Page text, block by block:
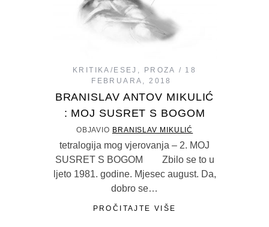
KRITIKA/ESEJ , PROZA
18
FEBRUARA, 2018
BRANISLAV ANTOV MIKULIĆ
: MOJ SUSRET S BOGOM
OBJAVIO BRANISLAV MIKULIĆ
tetralogija mog vjerovanja – 2. MOJ
SUSRET S BOGOM Zbilo se to u
ljeto 1981. godine. Mjesec august. Da,
dobro se…
PROČITAJTE VIŠE